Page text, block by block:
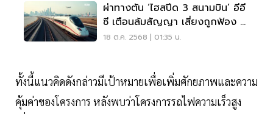
ผ่าทางตัน ‘ไฮสปีด 3 สนามบิน’ อีอี
ซี เตือนล้มสัญญา เสี่ยงถูกฟ้อง 6
พันล้าน
18 ต.ค. 2568 | 01:35 น.
ทั้งนี้แนวคิดดังกล่าวมีเป้าหมายเพื่อเพิ่มศักยภาพและความ
คุ้มค่าของโครงการ หลังพบว่าโครงการรถไฟความเร็วสูง